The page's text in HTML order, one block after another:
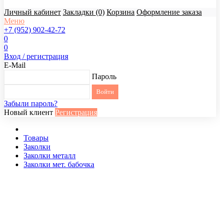
Личный кабинет Закладки (0) Корзина Оформление заказа
Меню
+7 (952) 902-42-72
0
0
Вход / регистрация
E-Mail
Пароль
Забыли пароль?
Новый клиент Регистрация
Товары
Заколки
Заколки металл
Заколки мет. бабочка